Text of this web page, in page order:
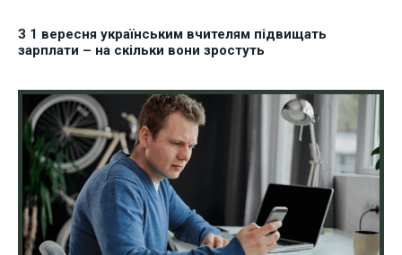
З 1 вересня українським вчителям підвищать
зарплати – на скільки вони зростуть